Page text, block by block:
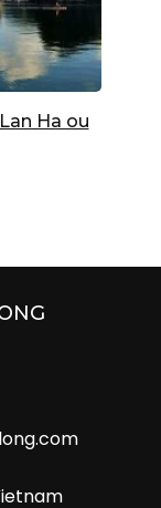
Ha ou